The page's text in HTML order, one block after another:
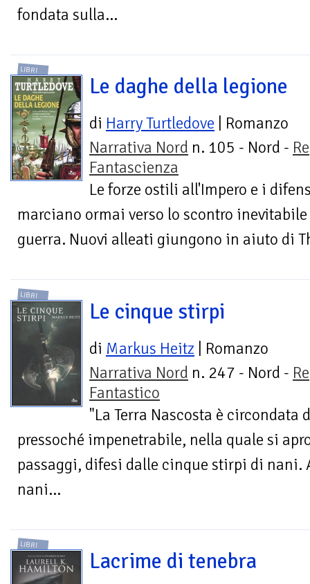
fondata sulla...
LIBRI
Le daghe della legione
di Harry Turtledove | Romanzo
Narrativa Nord n. 105 - Nord -
Fantascienza
Le forze ostili all'Impero e i
marciano ormai verso lo scontro
guerra. Nuovi alleati giungono in aiuto di
LIBRI
Le cinque stirpi
di Markus Heitz | Romanzo
Narrativa Nord n. 247 - Nord -
Fantastico
"La Terra Nascosta è circondata
pressoché impenetrabile, nella quale si
passaggi, difesi dalle cinque stirpi di
nani...
LIBRI
Lacrime di tenebra